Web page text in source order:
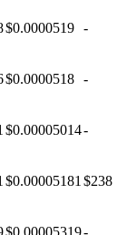
$0.0000519 -
$0.0000518 -
$0.00005014-
$0.00005181 $238
$0.00005319-